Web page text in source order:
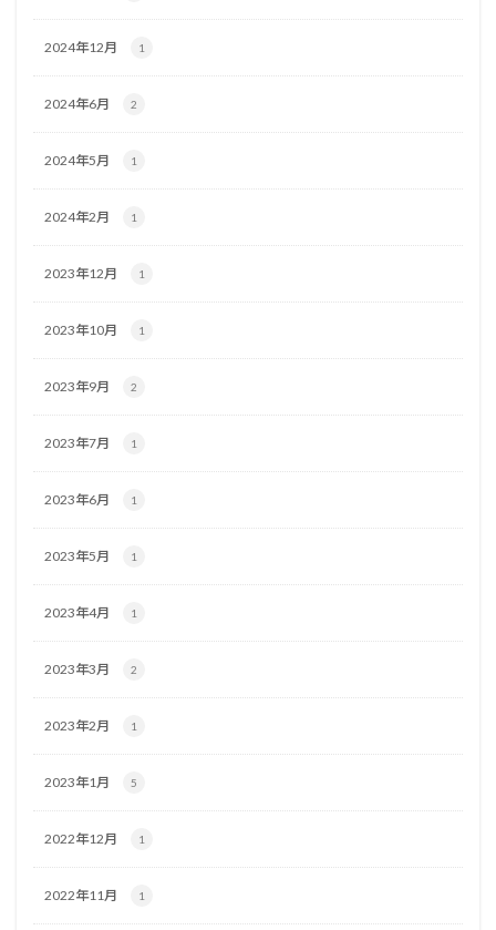
2024年12月 1
2024年6月 2
2024年5月 1
2024年2月 1
2023年12月 1
2023年10月 1
2023年9月 2
2023年7月 1
2023年6月 1
2023年5月 1
2023年4月 1
2023年3月 2
2023年2月 1
2023年1月 5
2022年12月 1
2022年11月 1